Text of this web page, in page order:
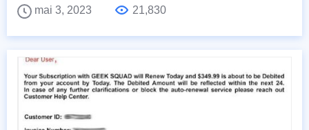
mai 3, 2023
21,830